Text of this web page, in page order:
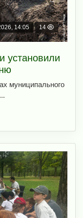
14:05 14
установили
муниципального